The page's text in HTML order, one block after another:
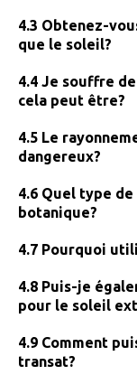
4.3 Obtenez-
que le soleil?
4.4 Je souffre
cela peut être?
4.5 Le
dangereux?
4.6 Quel type
botanique?
4.7 Pourquoi
4.8 Puis-je
pour le soleil
4.9 Comment
transat?